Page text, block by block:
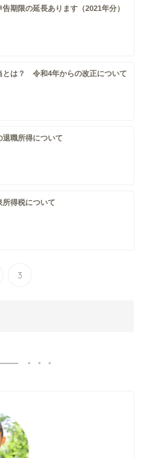
期限の延長あります（2021年分）
とは？ 令和4年からの改正について
退職所得について
所得税について
3